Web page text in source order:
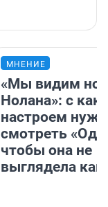
МНЕНИЕ
«Мы видим
Нолана»: с
настроем
смотреть
чтобы она не
выглядела как